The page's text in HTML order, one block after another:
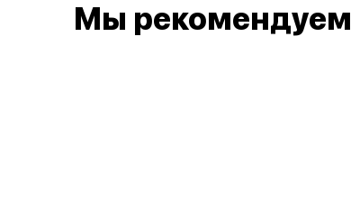
Мы рекомендуем